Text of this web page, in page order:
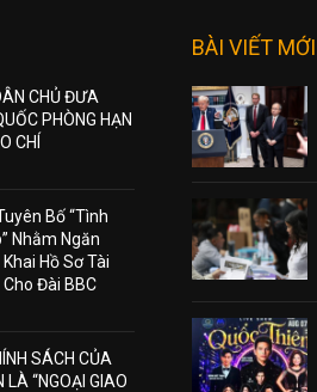
CHỦ ĐƯA
PHÒNG HẠN
CHÍ
Bố “Tình
Nhằm Ngăn
Hồ Sơ Tài
Đài BBC
SÁCH CỦA
“NGOẠI GIAO
BÀI VIẾT